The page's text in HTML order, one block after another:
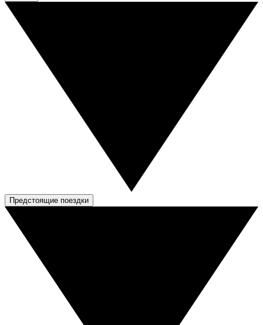
Предстоящие поездки